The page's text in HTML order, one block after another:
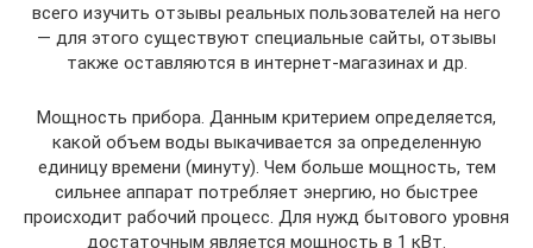
всего изучить отзывы реальных пользователей на него
— для этого существуют специальные сайты, отзывы
также оставляются в интернет-магазинах и др.
Мощность прибора. Данным критерием определяется,
какой объем воды выкачивается за определенную
единицу времени (минуту). Чем больше мощность, тем
сильнее аппарат потребляет энергию, но быстрее
происходит рабочий процесс. Для нужд бытового уровня
достаточным является мощность в 1 кВт.